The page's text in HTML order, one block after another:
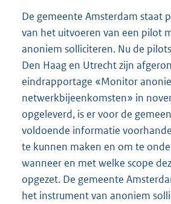
De gemeente Amsterdam staat
van het uitvoeren van een pilot
anoniem solliciteren. Nu de
Den Haag en Utrecht zijn
eindrapportage «Monitor
netwerkbijeenkomsten» in
opgeleverd, is er voor de
voldoende informatie
te kunnen maken en om te
wanneer en met welke scope
opgezet. De gemeente
het instrument van anoniem